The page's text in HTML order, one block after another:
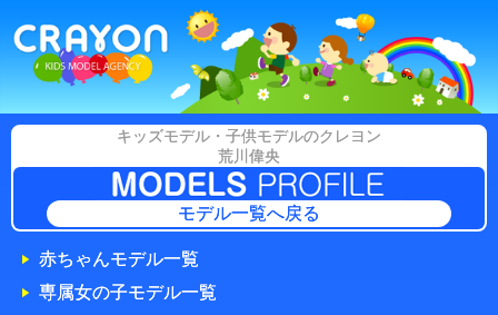
キッズモデル・子供モデルのクレヨン
荒川偉央
モデル一覧へ戻る
赤ちゃんモデル一覧
専属女の子モデル一覧